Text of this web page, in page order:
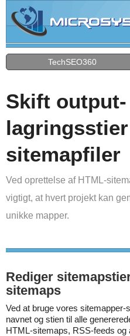
TechSEO360
Skift output-
sitemapfiler
Ved oprettelse af HTML-
vigtigt, at hvert projekt kan
unikke mapper.
Rediger
sitemaps
Ved at bruge vores sitemapper-
navnet og stien til alle
HTML-sitemaps, RSS-feeds